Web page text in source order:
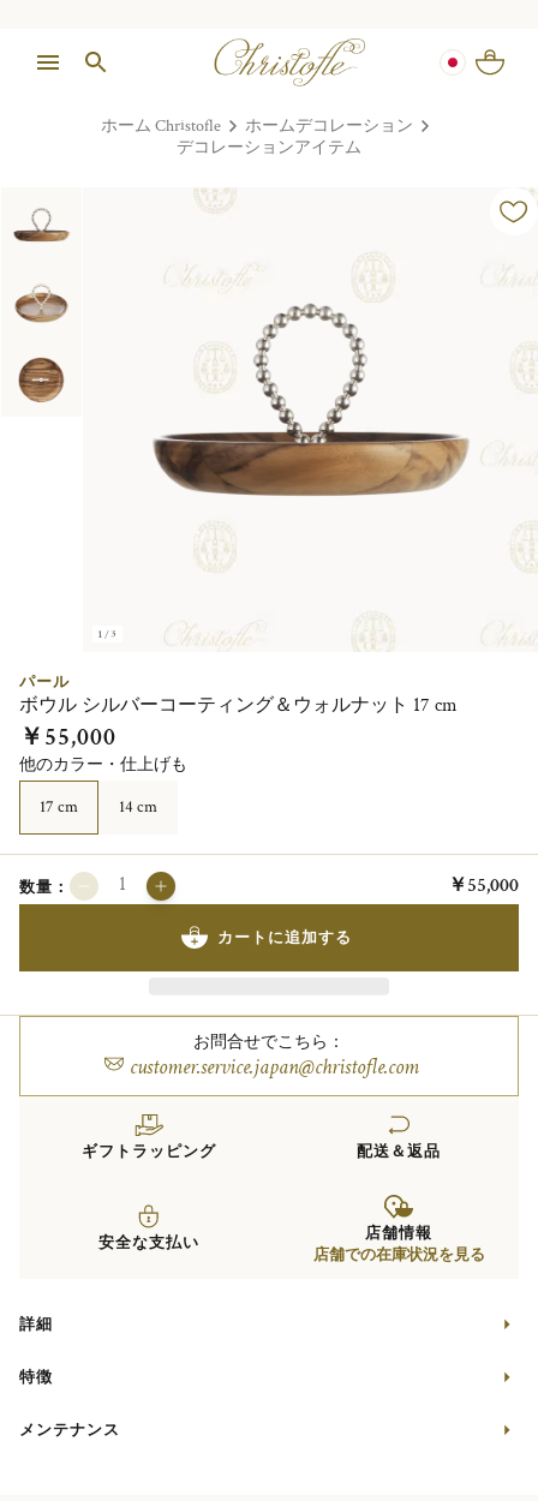
ホーム Christofle
ホームデコレーション
デコレーションアイテム
1/3
パール
ボウル シルバーコーティング＆ウォルナット 17 cm
￥55,000
他のカラー・仕上げも
17 cm
14 cm
数量： ￥55,000
カートに追加する
お問合せでこちら：
customer.service.japan@christofle.com
ギフトラッピング 配送＆返品
安全な支払い 店舗情報
店舗での在庫状況を見る
詳細
特徴
メンテナンス